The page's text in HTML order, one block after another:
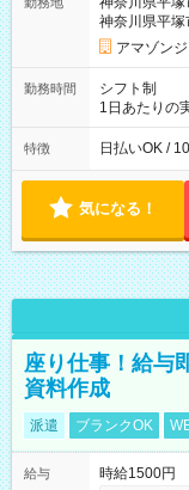
☆Amazon直雇用で安
あり 試用期
です。
神奈川県平
アマゾン
勤務時間
シフト制
1日あたりの
特徴 日払いOK /
気になる！
座り仕事！給与
資料作成
派遣 ブランクOK
給与
時給1500円